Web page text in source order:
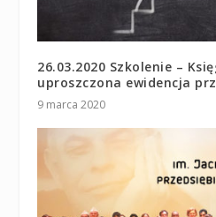
26.03.2020 Szkolenie –
uproszczona ewidencja
9 marca 2020